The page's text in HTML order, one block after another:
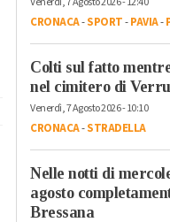
CRONACA-SPORT-PAVIA-
Colti sul fatto
nel cimitero di
Venerdì, 7 Agosto 2026 - 10:10
CRONACA-STRADELLA
Nelle notti di
agosto
Bressana